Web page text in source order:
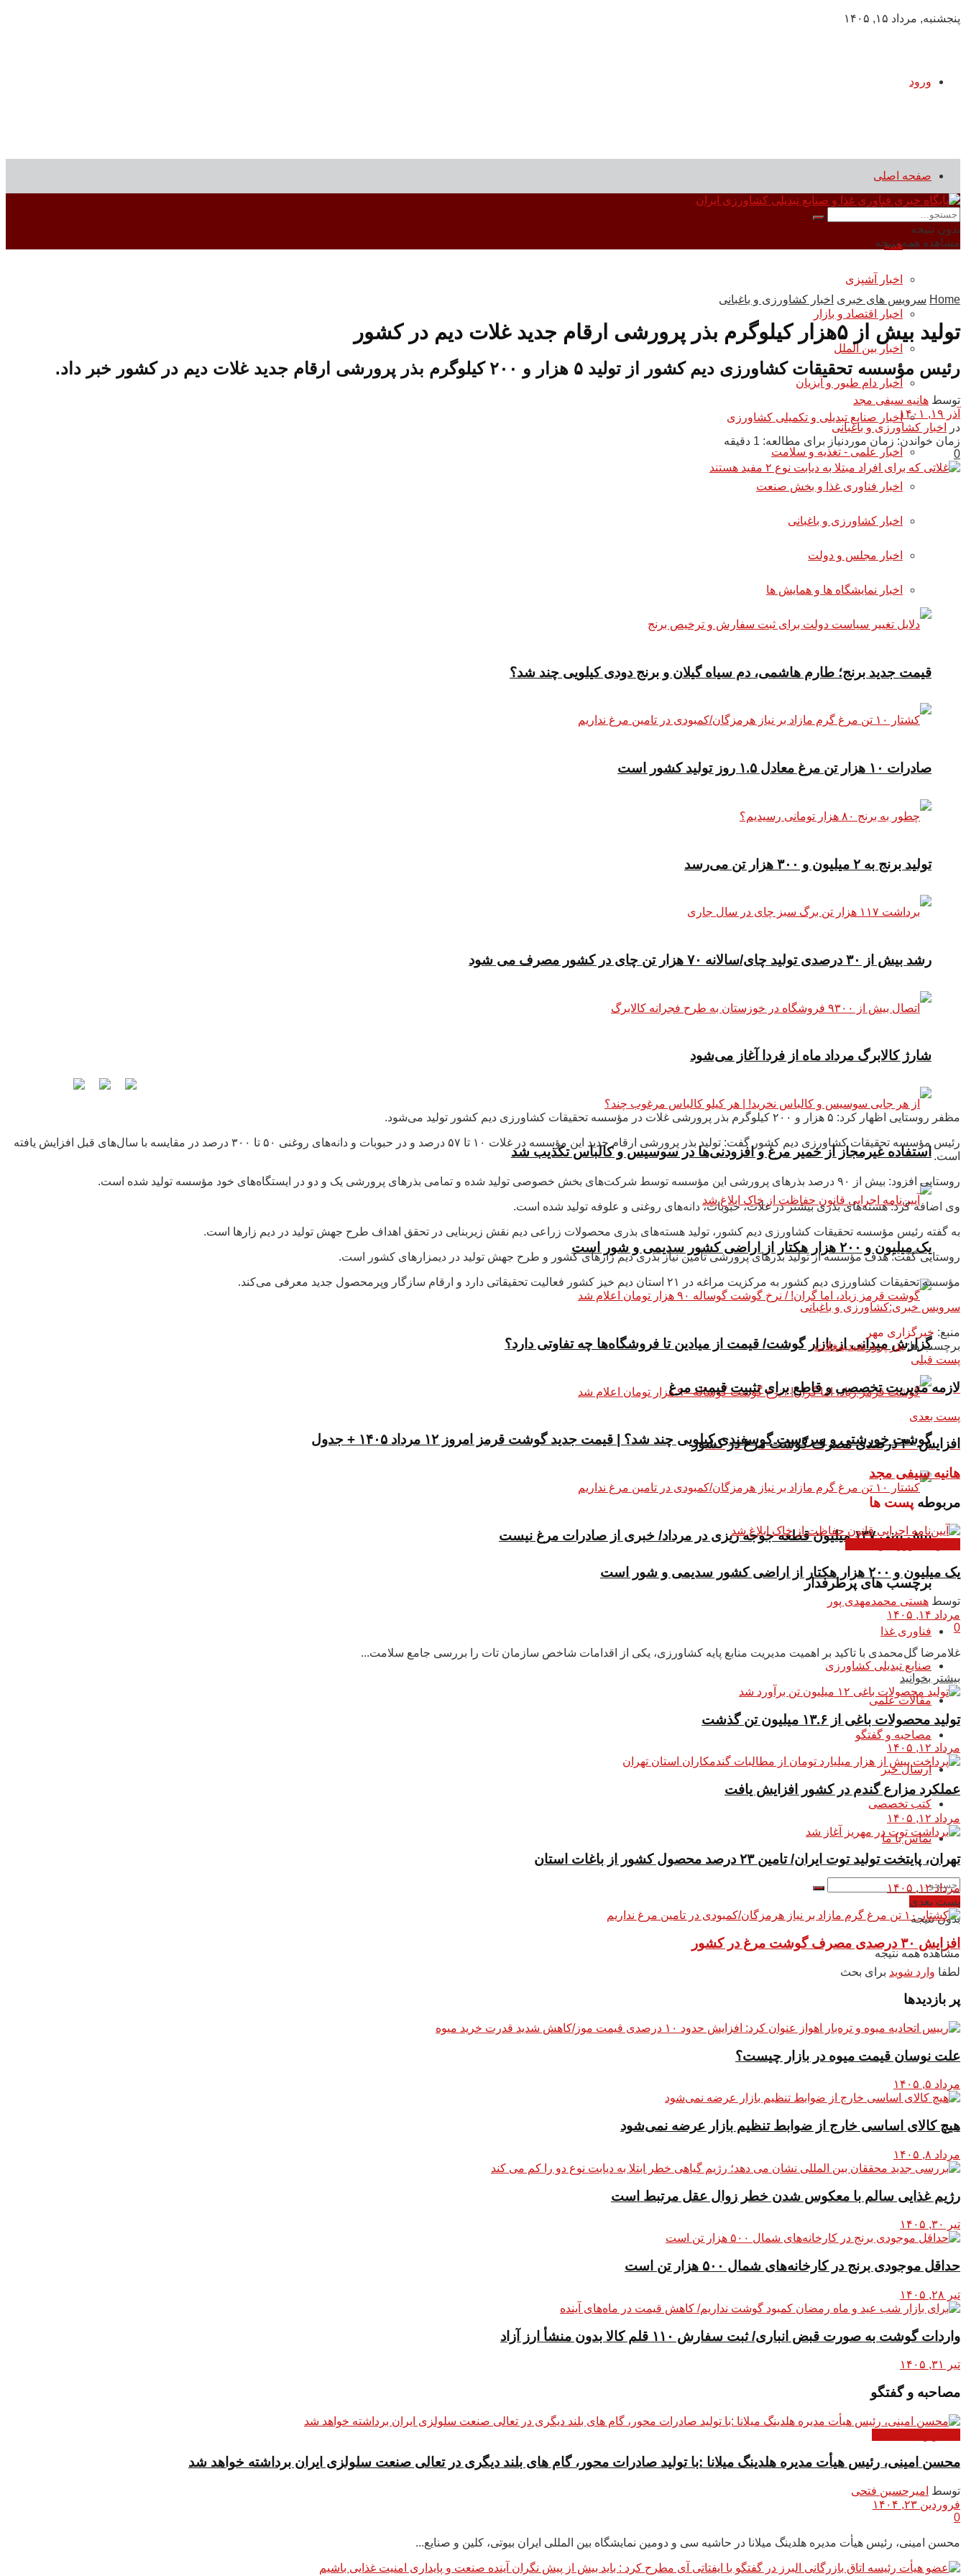
پنجشنبه, مرداد ۱۵, ۱۴۰۵
ورود
صفحه اصلی
سرویس های خبری
همه
اخبار آشپزی
اخبار اقتصاد و بازار
اخبار بین الملل
اخبار دام طیور و آبزیان
اخبار صنایع تبدیلی و تکمیلی کشاورزی
اخبار علمی - تغذیه و سلامت
اخبار فناوری غذا و بخش صنعت
اخبار کشاورزی و باغبانی
اخبار مجلس و دولت
اخبار نمایشگاه ها و همایش ها
قیمت جدید برنج؛ طارم هاشمی، دم سیاه گیلان و برنج دودی کیلویی چند شد؟
صادرات ۱۰ هزار تن مرغ معادل ۱.۵ روز تولید کشور است
تولید برنج به ۲ میلیون و ۳۰۰ هزار تن می‌رسد
رشد بیش از ۳۰ درصدی تولید چای/سالانه ۷۰ هزار تن چای در کشور مصرف می شود
شارژ کالابرگ مرداد ماه از فردا آغاز می‌شود
استفاده غیرمجاز از خمیر مرغ و افزودنی‌ها در سوسیس و کالباس تکذیب شد
یک میلیون و ۲۰۰ هزار هکتار از اراضی کشور سدیمی و شور است
گزارش میدانی از بازار گوشت/ قیمت از میادین تا فروشگاه‌ها چه تفاوتی دارد؟
گوشت خورشتی و سردست گوسفندی کیلویی چند شد؟ | قیمت جدید گوشت قرمز امروز ۱۲ مرداد ۱۴۰۵ + جدول
پیش بینی ۱۳۷ میلیون قطعه جوجه ریزی در مرداد/ خبری از صادرات مرغ نیست
برچسب های پرطرفدار
فناوری غذا
صنایع تبدیلی کشاورزی
مقالات علمی
مصاحبه و گفتگو
ارسال خبر
کتب تخصصی
تماس با ما
بدون نتیجه
مشاهده همه نتیجه
بدون نتیجه
مشاهده همه نتیجه
Home سرویس های خبری اخبار کشاورزی و باغبانی
تولید بیش از ۵هزار کیلوگرم بذر پرورشی ارقام جدید غلات دیم در کشور
رئیس مؤسسه تحقیقات کشاورزی دیم کشور از تولید ۵ هزار و ۲۰۰ کیلوگرم بذر پرورشی ارقام جدید غلات دیم در کشور خبر داد.
توسط هانیه سیفی مجد
آذر ۱۹, ۱۴۰۱
در
اخبار کشاورزی و باغبانی
زمان خواندن: زمان موردنیاز برای مطالعه: 1 دقیقه
0
مظفر روستایی اظهار کرد: ۵ هزار و ۲۰۰ کیلوگرم بذر پرورشی غلات در مؤسسه تحقیقات کشاورزی دیم کشور تولید می‌شود.
رئیس مؤسسه تحقیقات کشاورزی دیم کشور گفت: تولید بذر پرورشی ارقام جدید این مؤسسه در غلات ۱۰ تا ۵۷ درصد و در حبوبات و دانه‌های روغنی ۵۰ تا ۳۰۰ درصد در مقایسه با سال‌های قبل افزایش یافته
است.
روستایی افزود: بیش از ۹۰ درصد بذرهای پرورشی این مؤسسه توسط شرکت‌های بخش خصوصی تولید شده و تمامی بذرهای پرورشی یک و دو در ایستگاه‌های خود مؤسسه تولید شده است.
وی اضافه کرد: هسته‌های بذری بیشتر در غلات، حبوبات، دانه‌های روغنی و علوفه تولید شده است.
به گفته رئیس مؤسسه تحقیقات کشاورزی دیم کشور، تولید هسته‌های بذری محصولات زراعی دیم نقش زیربنایی در تحقق اهداف طرح جهش تولید در دیم زارها است.
روستایی گفت: هدف مؤسسه از تولید بذرهای پرورشی تأمین نیاز بذری دیم زارهای کشور و طرح جهش تولید در دیمزارهای کشور است.
مؤسسه تحقیقات کشاورزی دیم کشور به مرکزیت مراغه در ۲۱ استان دیم خیز کشور فعالیت تحقیقاتی دارد و ارقام سازگار وپرمحصول جدید معرفی می‌کند.
سرویس خبری:کشاورزی و باغبانی
منبع: خبرگزاری مهر
برچسب ها: بذر پرورشیدیمغلات
پست قبلی
لازمه مدیریت تخصصی و قاطع برای تثبیت قیمت مرغ
پست بعدی
افزایش ۳۰ درصدی مصرف گوشت مرغ در کشور
هانیه سیفی مجد
مربوطه پست ها
یک میلیون و ۲۰۰ هزار هکتار از اراضی کشور سدیمی و شور است
توسط هستی محمدمهدی پور
مرداد ۱۴, ۱۴۰۵
0
غلامرضا گل‌محمدی با تاکید بر اهمیت مدیریت منابع پایه کشاورزی، یکی از اقدامات شاخص سازمان تات را بررسی جامع سلامت...
بیشتر بخوانید
تولید محصولات باغی از ۱۳.۶ میلیون تن گذشت
مرداد ۱۲, ۱۴۰۵
عملکرد مزارع گندم در کشور افزایش یافت
مرداد ۱۲, ۱۴۰۵
تهران، پایتخت تولید توت ایران/ تامین ۲۳ درصد محصول کشور از باغات استان
مرداد ۱۲, ۱۴۰۵
پست بعدی
افزایش ۳۰ درصدی مصرف گوشت مرغ در کشور
لطفا وارد شوید برای بحث
پر بازدیدها
علت نوسان قیمت میوه در بازار چیست؟
مرداد ۵, ۱۴۰۵
هیچ کالای اساسی خارج از ضوابط تنظیم بازار عرضه نمی‌شود
مرداد ۸, ۱۴۰۵
رژیم غذایی سالم با معکوس شدن خطر زوال عقل مرتبط است
تیر ۳۰, ۱۴۰۵
حداقل موجودی برنج در کارخانه‌های شمال ۵۰۰ هزار تن است
تیر ۲۸, ۱۴۰۵
واردات گوشت به‌ صورت قبض انباری/ ثبت سفارش ۱۱۰ قلم کالا بدون منشأ ارز آزاد
تیر ۳۱, ۱۴۰۵
مصاحبه و گفتگو
محسن امینی، رئیس هیأت مدیره هلدینگ میلانا :با تولید صادرات محور، گام های بلند دیگری در تعالی صنعت سلولزی ایران برداشته خواهد شد
توسط امیرحسین فتحی
فروردین ۲۳, ۱۴۰۴
0
محسن امینی، رئیس هیأت مدیره هلدینگ میلانا در حاشیه سی و دومین نمایشگاه بین المللی ایران بیوتی، کلین و صنایع...